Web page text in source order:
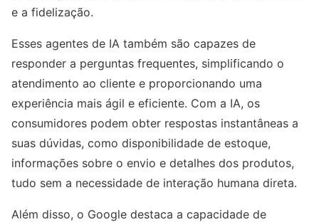
e a fidelização.
Esses agentes de IA também são capazes de
responder a perguntas frequentes, simplificando o
atendimento ao cliente e proporcionando uma
experiência mais ágil e eficiente. Com a IA, os
consumidores podem obter respostas instantâneas a
suas dúvidas, como disponibilidade de estoque,
informações sobre o envio e detalhes dos produtos,
tudo sem a necessidade de interação humana direta.
Além disso, o Google destaca a capacidade de